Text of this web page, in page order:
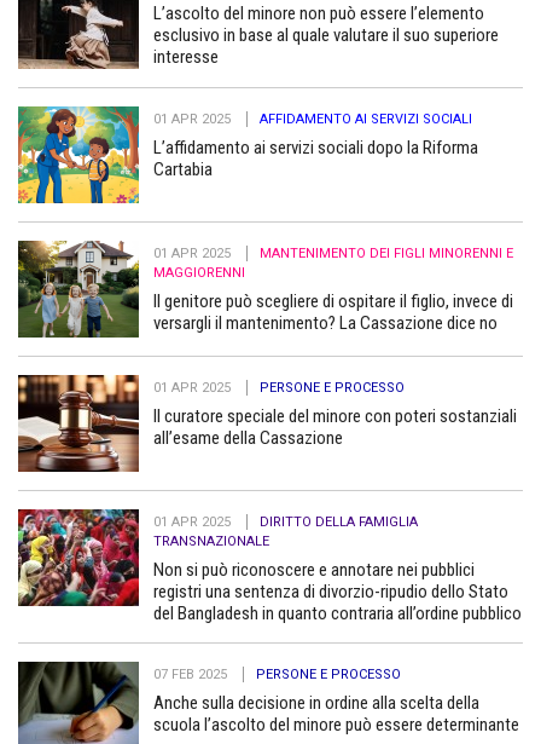
L’ascolto del minore non può essere l’elemento
esclusivo in base al quale valutare il suo superiore
interesse
01 APR 2025 AFFIDAMENTO AI SERVIZI SOCIALI
L’affidamento ai servizi sociali dopo la Riforma
Cartabia
01 APR 2025
MANTENIMENTO DEI FIGLI MINORENNI E
MAGGIORENNI
Il genitore può scegliere di ospitare il figlio, invece di
versargli il mantenimento? La Cassazione dice no
01 APR 2025 PERSONE E PROCESSO
Il curatore speciale del minore con poteri sostanziali
all’esame della Cassazione
01 APR 2025
DIRITTO DELLA FAMIGLIA
TRANSNAZIONALE
Non si può riconoscere e annotare nei pubblici
registri una sentenza di divorzio-ripudio dello Stato
del Bangladesh in quanto contraria all’ordine pubblico
07 FEB 2025 PERSONE E PROCESSO
Anche sulla decisione in ordine alla scelta della
scuola l’ascolto del minore può essere determinante